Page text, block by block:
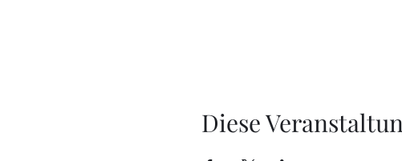
Diese